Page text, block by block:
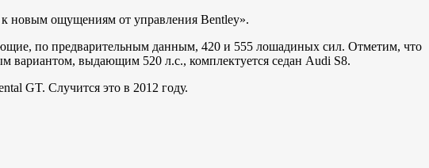
новым ощущениям от управления Bentley».
по предварительным данным, 420 и 555 лошадиных сил. Отметим, что
вариантом, выдающим 520 л.с., комплектуется седан Audi S8.
GT. Случится это в 2012 году.